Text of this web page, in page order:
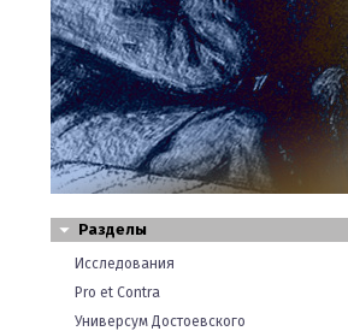
Разделы
Исследования
Pro et Contra
Универсум Достоевского